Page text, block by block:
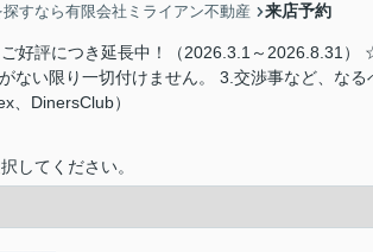
すなら有限会社ミライアン不動産 来店予約
好評につき延長中！（2026.3.1～2026.8.31
ない限り一切付けません。 3.交渉事など、な
、DinersClub）
してください。